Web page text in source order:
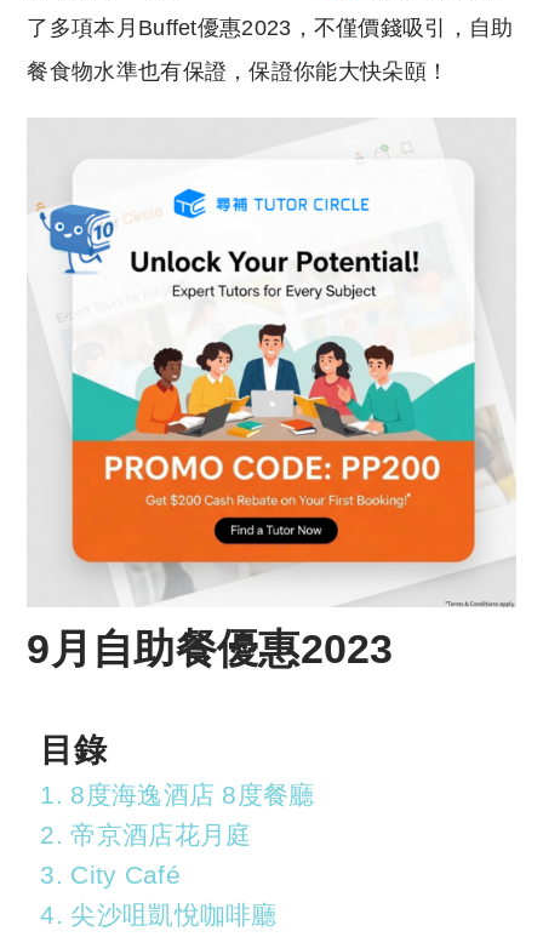
了多項本月Buffet優惠2023，不僅價錢吸引，自助
餐食物水準也有保證，保證你能大快朵頤！
9月自助餐優惠2023
目錄
1. 8度海逸酒店 8度餐廳
2. 帝京酒店花月庭
3. City Café
4. 尖沙咀凱悅咖啡廳